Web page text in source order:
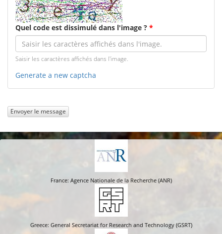
Quel code est dissimulé dans l'image ? *
Saisir les caractères affichés dans l'image.
Generate a new captcha
Envoyer le message
France: Agence Nationale de la Recherche (ANR)
Greece: General Secretariat for Research and Technology (GSRT)